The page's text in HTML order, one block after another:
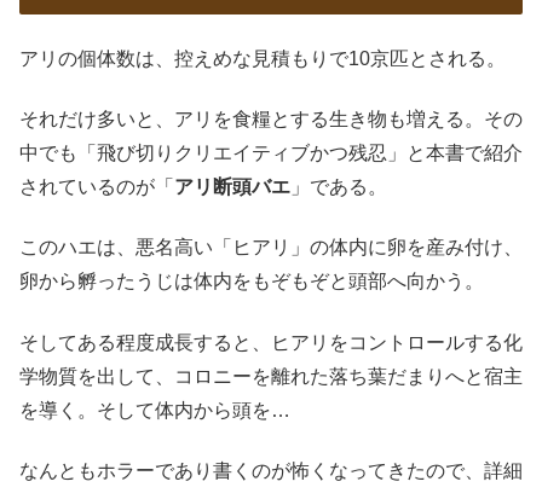
アリの個体数は、控えめな見積もりで10京匹とされる。
それだけ多いと、アリを食糧とする生き物も増える。その
中でも「飛び切りクリエイティブかつ残忍」と本書で紹介
されているのが「 アリ断頭バエ 」である。
このハエは、悪名高い「ヒアリ」の体内に卵を産み付け、
卵から孵ったうじは体内をもぞもぞと頭部へ向かう。
そしてある程度成長すると、ヒアリをコントロールする化
学物質を出して、コロニーを離れた落ち葉だまりへと宿主
を導く。そして体内から頭を…
なんともホラーであり書くのが怖くなってきたので、詳細